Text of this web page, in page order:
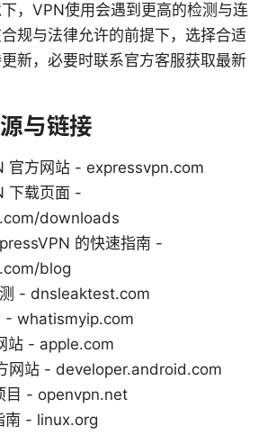
，VPN使用会遇到更高的检测与连
规与法律允许的前提下，选择合适
新，必要时联系官方客服获取最新
与链接
官方网站 - expressvpn.com
下载页面 -
downloads
的快速指南 -
blog
- dnsleaktest.com
- whatismyip.com
站 - apple.com
网站 - developer.android.com
目 - openvpn.net
南 - linux.org